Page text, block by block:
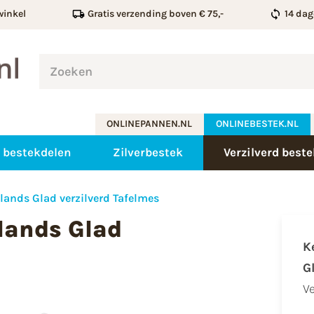
Gratis verzending boven € 75,- 14
ONLINEPANNEN.NL ONLINEBESTEK.NL
bestekdelen Zilverbestek Verzilverd
Glad verzilverd Tafelmes
Glad